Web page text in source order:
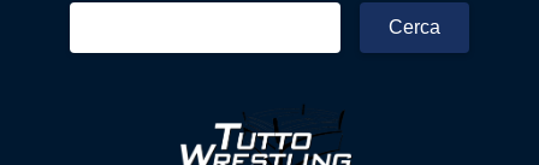
Ricerca